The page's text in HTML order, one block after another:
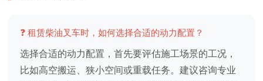
❓ 租赁柴油叉车时，如何选择合适的动力配置？
选择合适的动力配置，首先要评估施工场景的工况，
比如高空搬运、狭小空间或重载任务。建议咨询专业